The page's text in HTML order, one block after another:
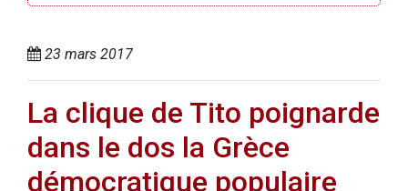
23 mars 2017
La clique de Tito poignarde
dans le dos la Grèce
démocratique populaire